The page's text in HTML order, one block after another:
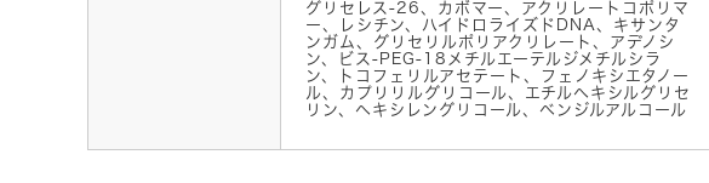
グリセレス-26、カボマー、アクリレートコポリマ
ー、レシチン、ハイドロライズドDNA、キサンタ
ンガム、グリセリルポリアクリレート、アデノシ
ン、ビス-PEG-18メチルエーテルジメチルシラ
ン、トコフェリルアセテート、フェノキシエタノー
ル、カプリリルグリコール、エチルヘキシルグリセ
リン、ヘキシレングリコール、ベンジルアルコール